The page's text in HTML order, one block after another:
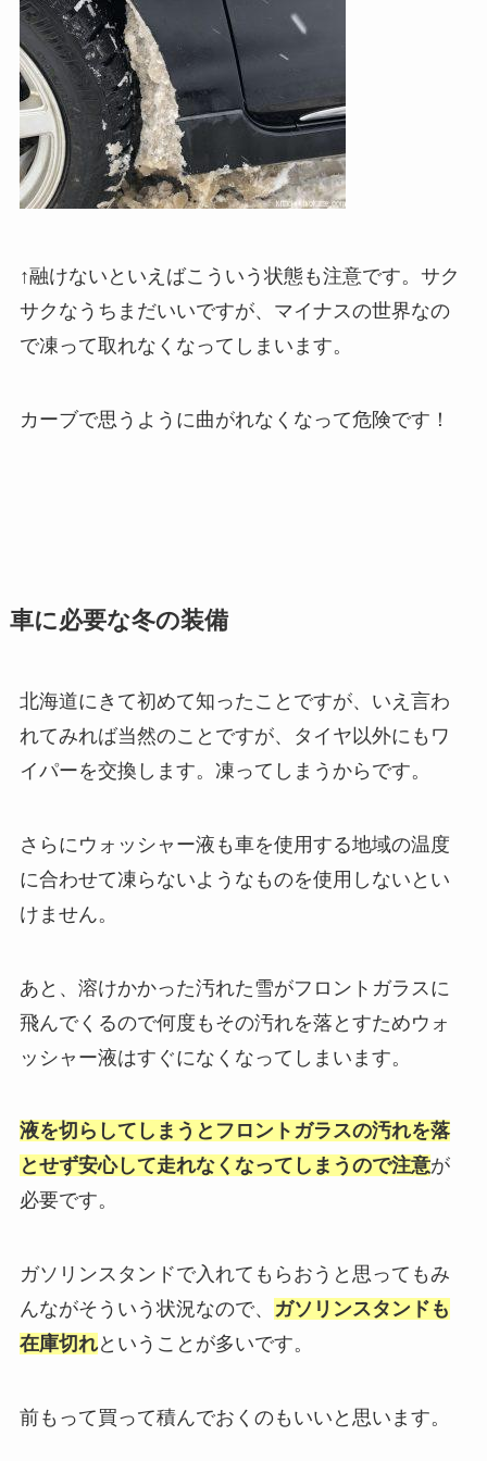
↑融けないといえばこういう状態も注意です。サク
サクなうちまだいいですが、マイナスの世界なの
で凍って取れなくなってしまいます。
カーブで思うように曲がれなくなって危険です！
車に必要な冬の装備
北海道にきて初めて知ったことですが、いえ言わ
れてみれば当然のことですが、タイヤ以外にもワ
イパーを交換します。凍ってしまうからです。
さらにウォッシャー液も車を使用する地域の温度
に合わせて凍らないようなものを使用しないとい
けません。
あと、溶けかかった汚れた雪がフロントガラスに
飛んでくるので何度もその汚れを落とすためウォ
ッシャー液はすぐになくなってしまいます。
液を切らしてしまうとフロントガラスの汚れを落
とせず安心して走れなくなってしまうので注意が
必要です。
ガソリンスタンドで入れてもらおうと思ってもみ
んながそういう状況なので、
ガソリンスタンドも
在庫切れということが多いです。
前もって買って積んでおくのもいいと思います。